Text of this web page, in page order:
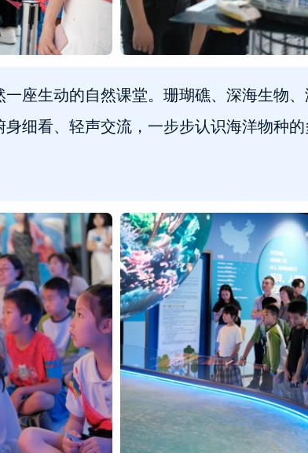
座生动的自然课堂。珊瑚礁、深海生物
细看、轻声交流，一步步认识海洋物种